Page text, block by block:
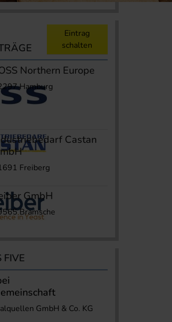
Eintrag
schalten
Northern Europe
Hamburg
Castan
Freiberg
GmbH
Bramsche
FIVE
GmbH & Co. KG